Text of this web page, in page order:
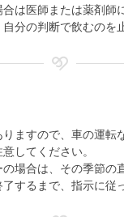
は医師または薬剤師
分の判断で飲むのを
ますので、車の運転
してください。
場合は、その季節の
するまで、指示に従